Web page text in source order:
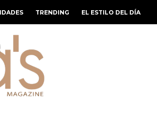
TRENDING EL ESTILO DEL DÍA